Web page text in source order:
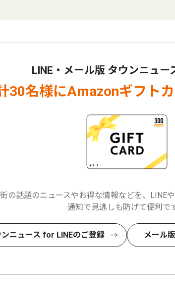
LINE・メール版 タウンニュー
30名様にAmazonギフト
の話題のニュースやお得な情報などを、LINE
通知で見逃しも防げて便利で
ンニュース for LINEのご登録 メール